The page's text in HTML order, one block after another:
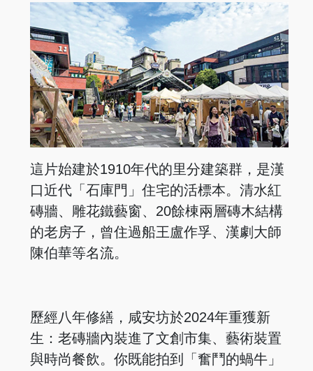
這片始建於1910年代的里分建築群，是漢
口近代「石庫門」住宅的活標本。清水紅
磚牆、雕花鐵藝窗、20餘棟兩層磚木結構
的老房子，曾住過船王盧作孚、漢劇大師
陳伯華等名流。
歷經八年修繕，咸安坊於2024年重獲新
生：老磚牆內裝進了文創市集、藝術裝置
與時尚餐飲。你既能拍到「奮鬥的蝸牛」